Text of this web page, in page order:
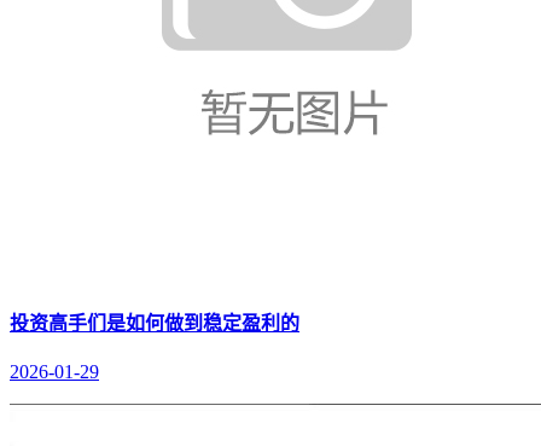
投资高手们是如何做到稳定盈利的
2026-01-29